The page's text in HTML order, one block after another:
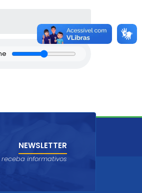
NEWSLETTER
informativos